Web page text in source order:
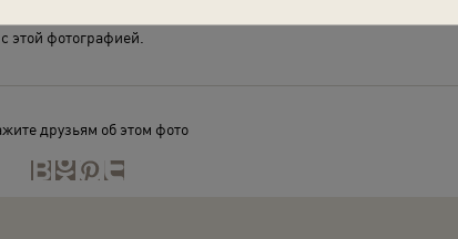
с этой фотографией.
друзьям об этом фото